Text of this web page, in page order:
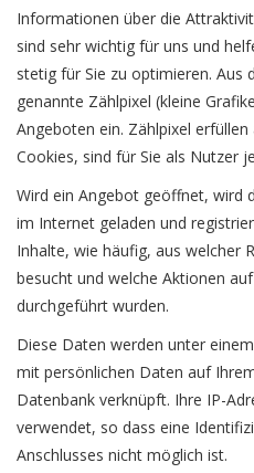
Informationen über die
sind sehr wichtig für uns und
stetig für Sie zu optimieren. Aus
genannte Zählpixel (kleine
Angeboten ein. Zählpixel
Cookies, sind für Sie als Nutzer
Wird ein Angebot geöffnet, wird
im Internet geladen und
Inhalte, wie häufig, aus welcher
besucht und welche Aktionen
durchgeführt wurden.
Diese Daten werden unter
mit persönlichen Daten auf
Datenbank verknüpft. Ihre IP-
verwendet, so dass eine
Anschlusses nicht möglich ist.